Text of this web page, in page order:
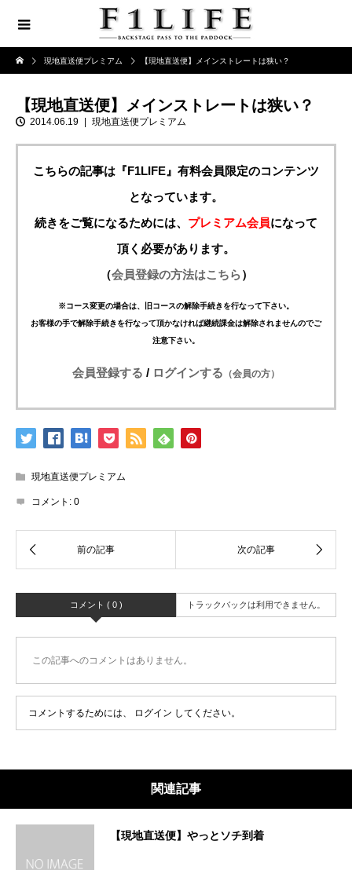
現地直送便プレミアム 【現地直送便】メインストレートは狭い？
【現地直送便】メインストレートは狭い？
2014.06.19 現地直送便プレミアム
こちらの記事は『F1LIFE』有料会員限定のコンテンツ
となっています。
続きをご覧になるためには、 プレミアム会員になって
頂く必要があります。
（会員登録の方法はこちら）
※コース変更の場合は、旧コースの解除手続きを行なって下さい。
お客様の手で解除手続きを行なって頂かなければ継続課金は解除されませんのでご
注意下さい。
会員登録する / ログインする （会員の方）
現地直送便プレミアム
コメント: 0
コメント ( 0 ) トラックバックは利用できません。
この記事へのコメントはありません。
コメントするためには、 ログイン してください。
関連記事
【現地直送便】やっとソチ到着